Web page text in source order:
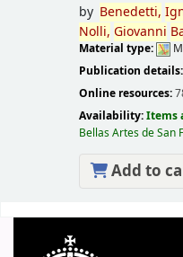
by Benedetti,
Nolli, Giovanni
Material type:
Publication details:
Online resources:
Availability:Items
Bellas Artes de San
Add to